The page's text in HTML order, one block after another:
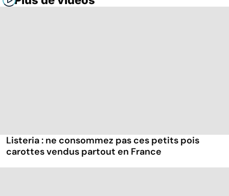
Listeria : ne consommez pas ces petits pois
carottes vendus partout en France